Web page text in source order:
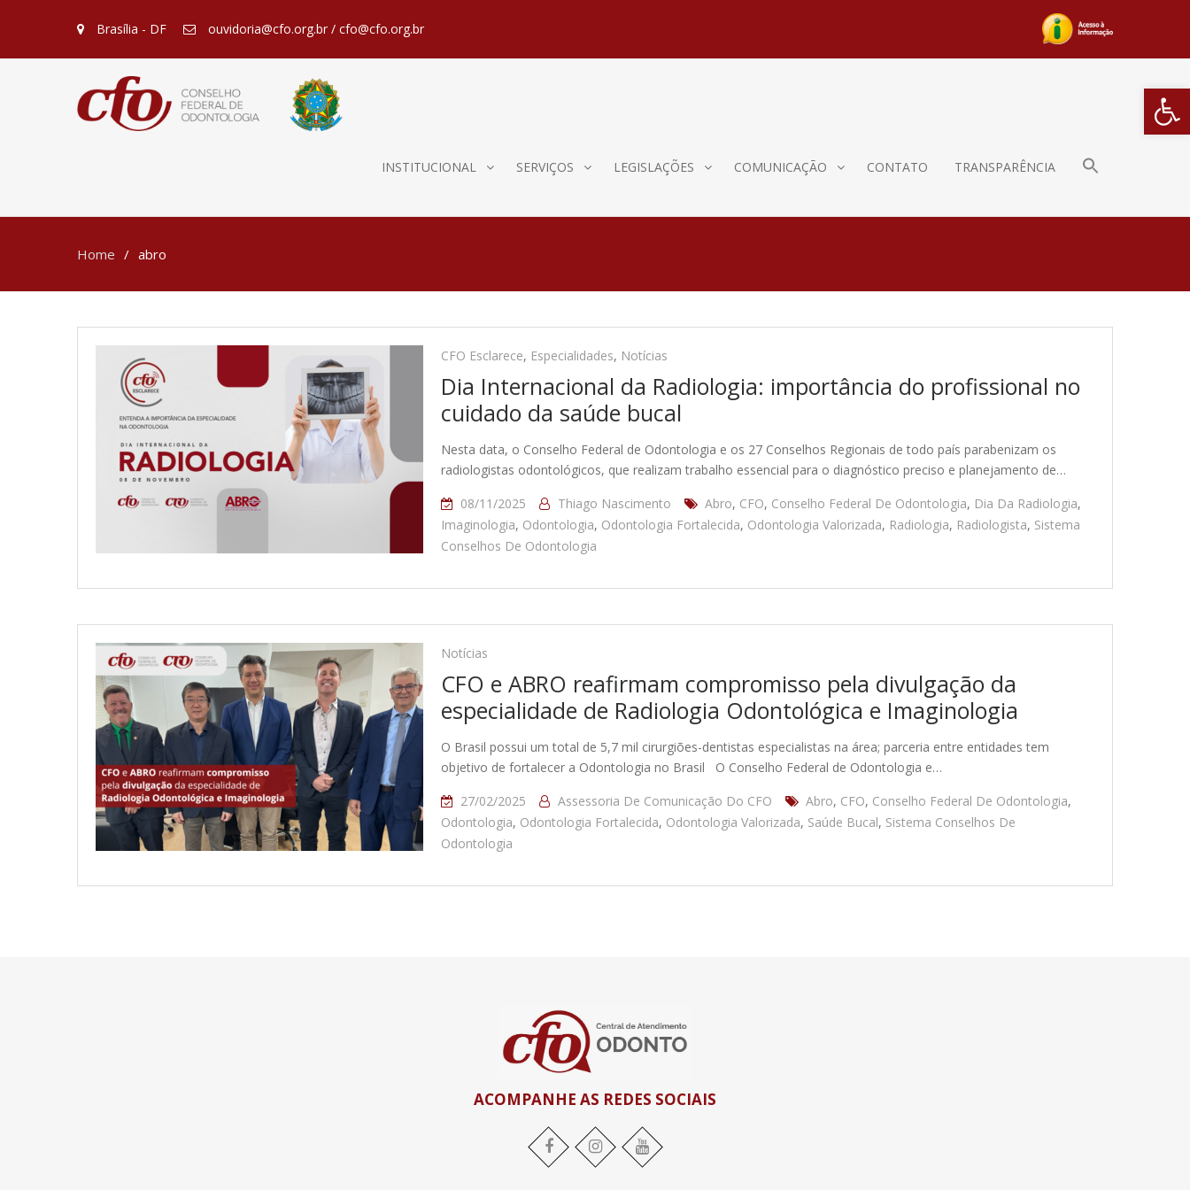
Barra de
Brasília - DF ouvidoria@cfo.org.br / cfo@cfo.org.br
INSTITUCIONAL SERVIÇOS LEGISLAÇÕES COMUNICAÇÃO CONTATO TRANSPARÊNCIA
Home abro
CFO Esclarece, Especialidades, Notícias
Dia Internacional da Radiologia: importância do profissional no
cuidado da saúde bucal
Nesta data, o Conselho Federal de Odontologia e os 27 Conselhos Regionais de todo país parabenizam os
radiologistas odontológicos, que realizam trabalho essencial para o diagnóstico preciso e planejamento de…
08/11/2025
Thiago Nascimento Abro, CFO, Conselho Federal De Odontologia, Dia Da Radiologia,
Imaginologia, Odontologia, Odontologia Fortalecida, Odontologia Valorizada, Radiologia, Radiologista, Sistema
Conselhos De Odontologia
Notícias
CFO e ABRO reafirmam compromisso pela divulgação da
especialidade de Radiologia Odontológica e Imaginologia
O Brasil possui um total de 5,7 mil cirurgiões-dentistas especialistas na área; parceria entre entidades tem
objetivo de fortalecer a Odontologia no Brasil O Conselho Federal de Odontologia e…
27/02/2025
Assessoria De Comunicação Do CFO Abro, CFO, Conselho Federal De Odontologia,
Odontologia, Odontologia Fortalecida, Odontologia Valorizada, Saúde Bucal, Sistema Conselhos De
Odontologia
ACOMPANHE AS REDES SOCIAIS